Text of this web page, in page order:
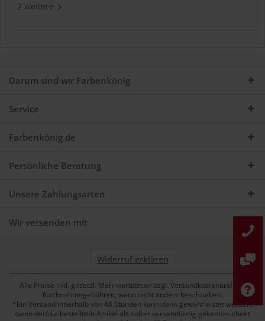
2 weitere
Darum sind wir Farbenkönig
Service
Farbenkönig.de
Persönliche Beratung
Unsere Zahlungsarten
Wir versenden mit
Widerruf erklären
Alle Preise inkl. gesetzl. Mehrwertsteuer zzgl. Versandkostenund ggf.
Nachnahmegebühren, wenn nicht anders beschrieben.
*Ein Versand innerhalb von 48 Stunden kann dann gewährleistet werden,
wenn der/die bestellte/n Artikel als sofort versandfertig gekennzeichnet